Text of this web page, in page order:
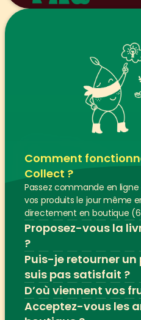
Comment
Collect ?
Passez commande en
vos produits le jour même
directement en boutique (67
Proposez-vous la
?
Puis-je retourner un
suis pas satisfait ?
D’où viennent vos
Acceptez-vous les